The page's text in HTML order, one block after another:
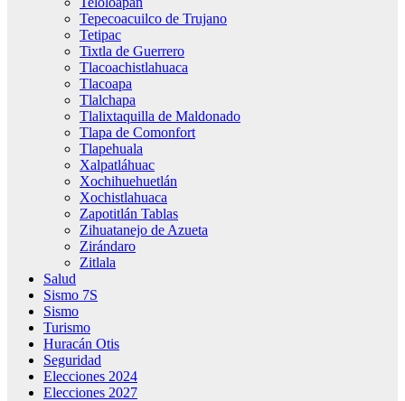
Tepecoacuilco de Trujano
Tetipac
Tixtla de Guerrero
Tlacoachistlahuaca
Tlacoapa
Tlalchapa
Tlalixtaquilla de Maldonado
Tlapa de Comonfort
Tlapehuala
Xalpatláhuac
Xochihuehuetlán
Xochistlahuaca
Zapotitlán Tablas
Zihuatanejo de Azueta
Zirándaro
Zitlala
Salud
Sismo 7S
Sismo
Turismo
Huracán Otis
Seguridad
Elecciones 2024
Elecciones 2027